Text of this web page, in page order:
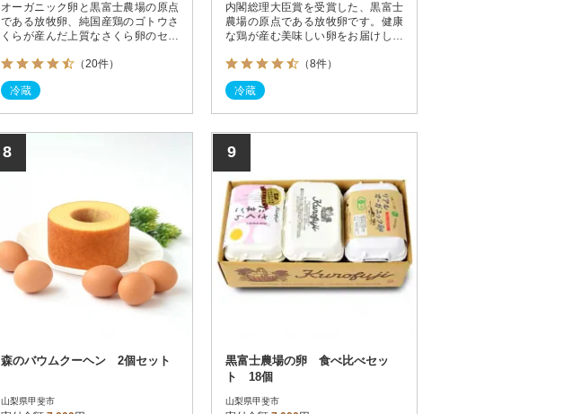
オーガニック卵と黒富士農場の原点
である放牧卵、純国産鶏のゴトウさ
くらが産んだ上質なさくら卵のセッ
（20件）
冷蔵
内閣総理大臣賞を受賞した、黒富士
農場の原点である放牧卵です。健康
な鶏が産む美味しい卵をお届けしま
（8件）
冷蔵
8
森のバウムクーヘン 2個セット
山梨県甲斐市
9
黒富士農場の卵 食べ比べセッ
ト 18個
山梨県甲斐市